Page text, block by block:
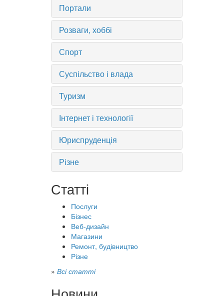
Портали
Розваги, хоббі
Спорт
Суспільство і влада
Туризм
Інтернет і технології
Юриспруденція
Різне
Статті
Послуги
Бізнес
Веб-дизайн
Магазини
Ремонт, будівництво
Різне
» Всі статті